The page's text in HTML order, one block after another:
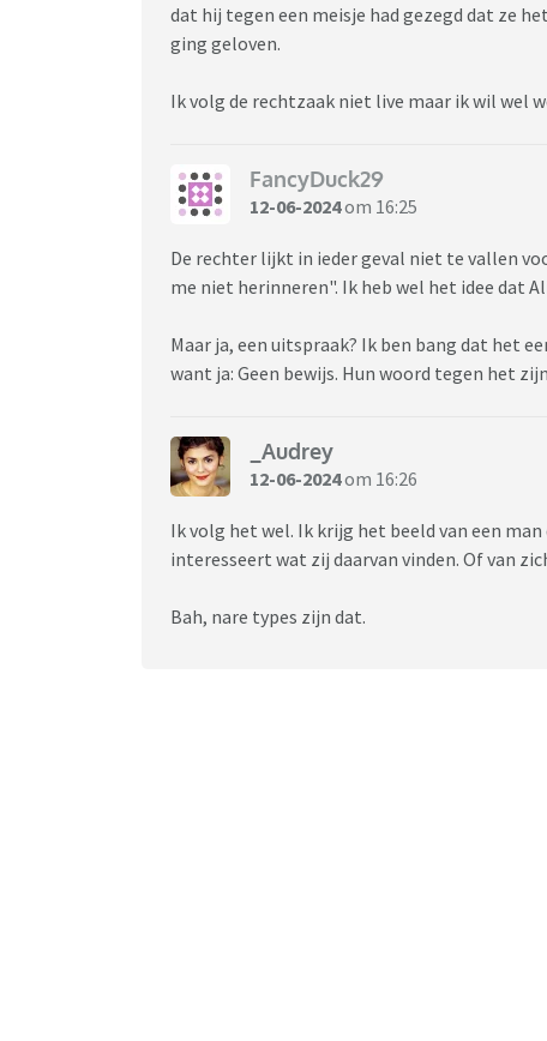
dat hij tegen een meisje had gezegd dat ze
ging geloven.
Ik volg de rechtzaak niet live maar ik wil wel
FancyDuck29
12-06-2024om 16:25
De rechter lijkt in ieder geval niet te vallen
me niet herinneren". Ik heb wel het idee dat
Maar ja, een uitspraak? Ik ben bang dat het
want ja: Geen bewijs. Hun woord tegen het
_Audrey
12-06-2024om 16:26
Ik volg het wel. Ik krijg het beeld van een
interesseert wat zij daarvan vinden. Of van
Bah, nare types zijn dat.